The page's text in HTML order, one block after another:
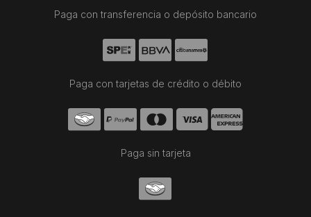
Paga con transferencia o depósito bancario
Paga con tarjetas de crédito o débito
Paga sin tarjeta